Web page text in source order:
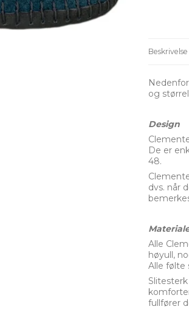
Beskrivelse
og
Design
De er
48.
dvs. når
Alle
høyull,
Alle følte
fullfører